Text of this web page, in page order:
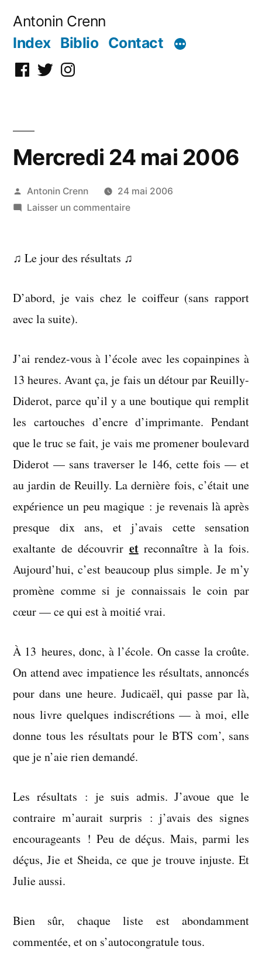
Antonin Crenn
Index Biblio Contact
Facebook
TwitterInstagram
Mercredi 24 mai 2006
Publié
par
Antonin Crenn
24 mai 2006
Laisser un commentairesur
mai
♫ Le jour des résultats ♫
D’abord, je vais chez le coiffeur (sans rapport
avec la suite).
J’ai rendez-vous à l’école avec les copainpines à
13 heures. Avant ça, je fais un détour par Reuilly-
Diderot, parce qu’il y a une boutique qui remplit
les cartouches d’encre d’imprimante. Pendant
que le truc se fait, je vais me promener boulevard
Diderot — sans traverser le 146, cette fois — et
au jardin de Reuilly. La dernière fois, c’était une
expérience un peu magique : je revenais là après
presque dix ans, et j’avais cette sensation
exaltante de découvrir etreconnaître à la fois.
Aujourd’hui, c’est beaucoup plus simple. Je m’y
promène comme si je connaissais le coin par
cœur — ce qui est à moitié vrai.
À 13 heures, donc, à l’école. On casse la croûte.
On attend avec impatience les résultats, annoncés
pour dans une heure. Judicaël, qui passe par là,
nous livre quelques indiscrétions — à moi, elle
donne tous les résultats pour le BTS com’, sans
que je n’aie rien demandé.
Les résultats : je suis admis. J’avoue que le
contraire m’aurait surpris : j’avais des signes
encourageants ! Peu de déçus. Mais, parmi les
déçus, Jie et Sheida, ce que je trouve injuste. Et
Julie aussi.
Bien sûr, chaque liste est abondamment
commentée, et on s’autocongratule tous.